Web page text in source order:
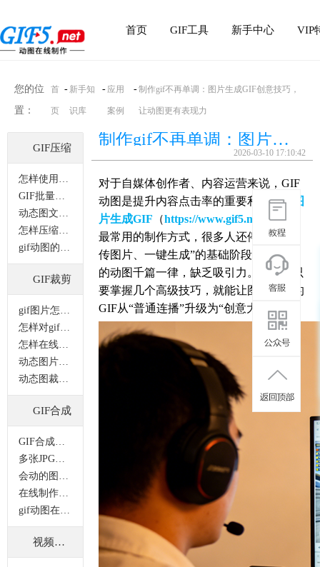
首页 GIF工具 新手中心 VIP
您的位
置：
首
页
- 新手知
识库
- 应用
案例
-制作gif不再单调：图片生成GIF创意技巧，
让动图更有表现力
GIF压缩
怎样使用电脑来压缩gif动图？
GIF批量压缩功能该如何操作？
动态图文件怎样才能缩小？
怎样压缩gif动图添加成表情？
gif动图的体积怎么变小？
GIF裁剪
gif图片怎样裁剪？
怎样对gif动图进行尺寸裁剪？
怎样在线裁剪gif图片？
动态图片裁剪怎样操作 ？
动态图裁剪后变成静态图片怎么办？
GIF合成
GIF合成功能如何使用？
多张JPG图片怎样合并成一张GIF图片？
会动的图片怎么做？gif动图制作的方法有哪些？
在线制作有趣gif图片的三步简单操作
gif动图在线怎么做？在线作图的简单方法
视频转GIF
制作gif不再单调：图片生成GIF创意技巧，让动图更有表现力
2026-03-10 17:10:42
对于自媒体创作者、内容运营来说，GIF
动图是提升内容点击率的重要利器。而
图
片生成GIF （https://www.gif5.net/
）作为
最常用的制作方式，很多人还停留在“上
传图片、一键生成”的基础阶段，制作出
的动图千篇一律，缺乏吸引力。其实，只
要掌握几个高级技巧，就能让图片生成的
GIF从“普通连播”升级为“创意大片”。